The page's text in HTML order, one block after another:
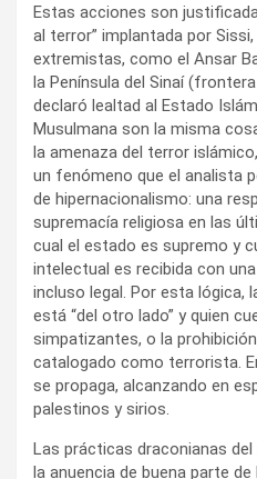
Estas acciones son
al terror” implantada por
extremistas, como el Ansar
la Península del Sinaí
declaró lealtad al Estado
Musulmana son la misma
la amenaza del terror
un fenómeno que el analista
de hipernacionalismo: una
supremacía religiosa en las
cual el estado es supremo y
intelectual es recibida con
incluso legal. Por esta lógica,
está “del otro lado” y quien
simpatizantes, o la
catalogado como terrorista.
se propaga, alcanzando en
palestinos y sirios.
Las prácticas draconianas
la anuencia de buena parte de